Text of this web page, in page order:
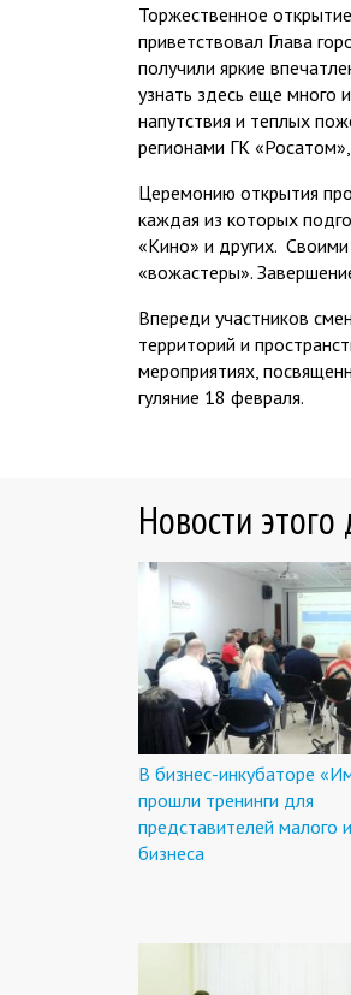
Торжественное
приветствовал Глава
получили яркие
узнать здесь еще много
напутствия и теплых
регионами ГК
Церемонию открытия
каждая из которых
«Кино» и других.
«вожастеры».
Впереди участников
территорий и
мероприятиях,
гуляние 18 февраля.
Новости этого
В бизнес-инкубаторе
прошли тренинги для
представителей малого
бизнеса